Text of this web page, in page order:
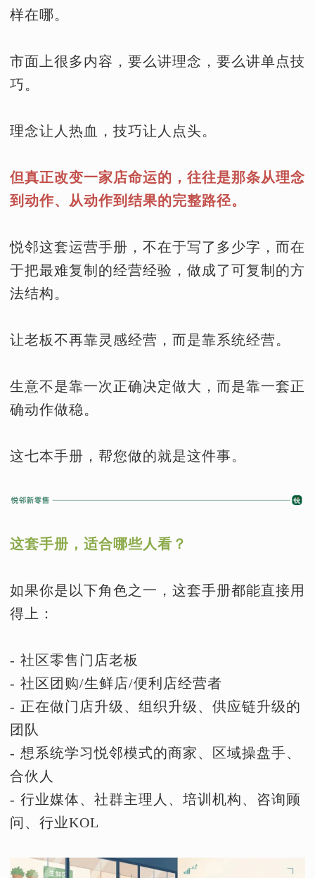
样在哪。
市面上很多内容，要么讲理念，要么讲单点技
巧。
理念让人热血，技巧让人点头。
但真正改变一家店命运的，往往是那条从理念
到动作、从动作到结果的完整路径。
悦邻这套运营手册，不在于写了多少字，而在
于把最难复制的经营经验，做成了可复制的方
法结构。
让老板不再靠灵感经营，而是靠系统经营。
生意不是靠一次正确决定做大，而是靠一套正
确动作做稳。
这七本手册，帮您做的就是这件事。
这套手册，适合哪些人看？
如果你是以下角色之一，这套手册都能直接用
得上：
- 社区零售门店老板
- 社区团购/生鲜店/便利店经营者
- 正在做门店升级、组织升级、供应链升级的
团队
- 想系统学习悦邻模式的商家、区域操盘手、
合伙人
- 行业媒体、社群主理人、培训机构、咨询顾
问、行业KOL